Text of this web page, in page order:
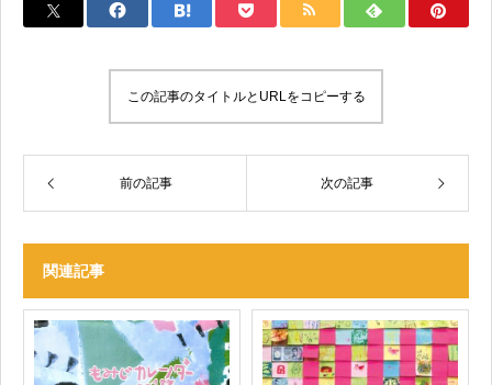
この記事のタイトルとURLをコピーする
前の記事 次の記事
関連記事